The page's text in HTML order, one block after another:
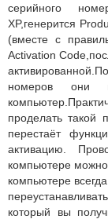
серийного
XP,генерится
(вместе с
Activation
номеров они
проделать такой
перестаёт
активацию.
компьютере
компьютере
который вы